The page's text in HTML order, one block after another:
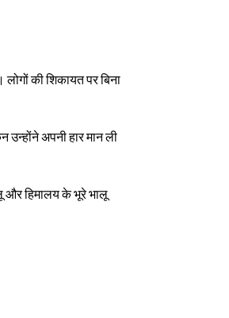
की शिकायत पर बिना
उन्होंने अपनी हार मान ली
और हिमालय के भूरे भालू